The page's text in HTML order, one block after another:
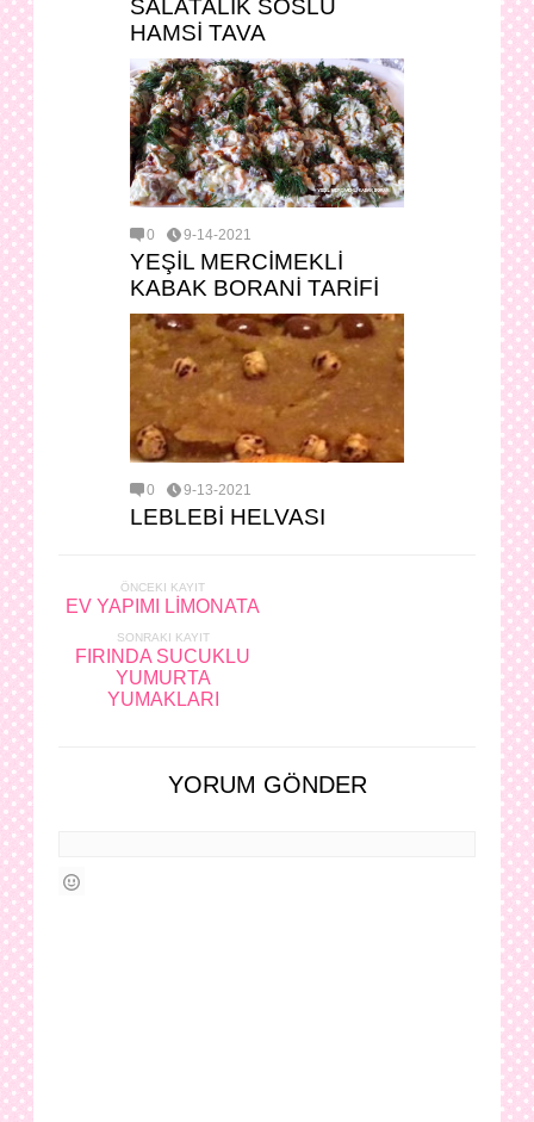
SALATALIK SOSLU
HAMSİ TAVA
0 9-14-2021
YEŞİL MERCİMEKLİ
KABAK BORANİ TARİFİ
0 9-13-2021
LEBLEBİ HELVASI
ÖNCEKI KAYIT
EV YAPIMI LİMONATA
SONRAKI KAYIT
FIRINDA SUCUKLU
YUMURTA
YUMAKLARI
YORUM GÖNDER